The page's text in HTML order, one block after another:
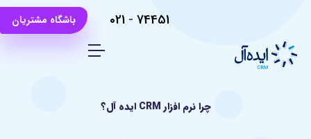
باشگاه مشتریان 74451
-
021
چرا نرم افزار CRM ایده آل؟